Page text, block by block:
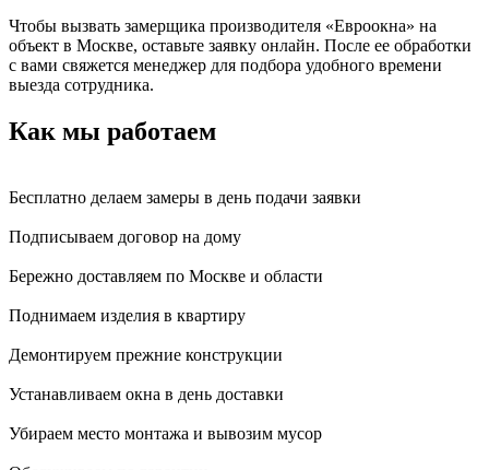
Чтобы вызвать замерщика производителя «Евроокна» на
объект в Москве, оставьте заявку онлайн. После ее обработки
с вами свяжется менеджер для подбора удобного времени
выезда сотрудника.
Как мы работаем
Бесплатно делаем замеры в день подачи заявки
Подписываем договор на дому
Бережно доставляем по Москве и области
Поднимаем изделия в квартиру
Демонтируем прежние конструкции
Устанавливаем окна в день доставки
Убираем место монтажа и вывозим мусор